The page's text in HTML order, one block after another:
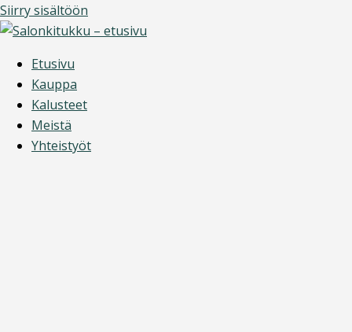
Siirry sisältöön
Etusivu
Kauppa
Kalusteet
Meistä
Yhteistyöt